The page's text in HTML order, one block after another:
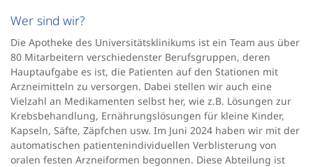
Wer sind wir?
Die Apotheke des Universitätsklinikums ist ein Team aus über
80 Mitarbeitern verschiedenster Berufsgruppen, deren
Hauptaufgabe es ist, die Patienten auf den Stationen mit
Arzneimitteln zu versorgen. Dabei stellen wir auch eine
Vielzahl an Medikamenten selbst her, wie z.B. Lösungen zur
Krebsbehandlung, Ernährungslösungen für kleine Kinder,
Kapseln, Säfte, Zäpfchen usw. Im Juni 2024 haben wir mit der
automatischen patientenindividuellen Verblisterung von
oralen festen Arzneiformen begonnen. Diese Abteilung ist